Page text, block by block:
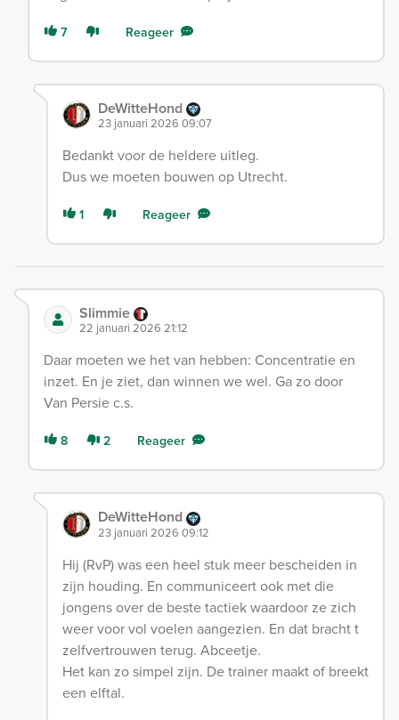
7 Reageer
DeWitteHond
23 januari 2026 09:07
Bedankt voor de heldere uitleg.
Dus we moeten bouwen op Utrecht.
1 Reageer
Slimmie
22 januari 2026 21:12
Daar moeten we het van hebben: Concentratie en
inzet. En je ziet, dan winnen we wel. Ga zo door
Van Persie c.s.
8 2 Reageer
DeWitteHond
23 januari 2026 09:12
Hij (RvP) was een heel stuk meer bescheiden in
zijn houding. En communiceert ook met die
jongens over de beste tactiek waardoor ze zich
weer voor vol voelen aangezien. En dat bracht t
zelfvertrouwen terug. Abceetje.
Het kan zo simpel zijn. De trainer maakt of breekt
een elftal.